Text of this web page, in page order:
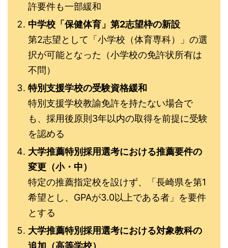
許要件も一部緩和
中学校「保健体育」第2志望枠の新設
第2志望として「小学校（体育専科）」の選
択が可能となった（小学校の免許状所有は
不問）
特別支援学校の受験資格緩和
特別支援学校教諭免許を持たない場合で
も、採用後原則3年以内の取得を前提に受験
を認める
大学推薦特別採用選考における推薦要件の
変更（小・中）
特定の推薦指定校を設けず、「長崎県を第1
希望とし、GPAが3.0以上である者」を要件
とする
大学推薦特別採用選考における対象教科の
追加（高等学校）